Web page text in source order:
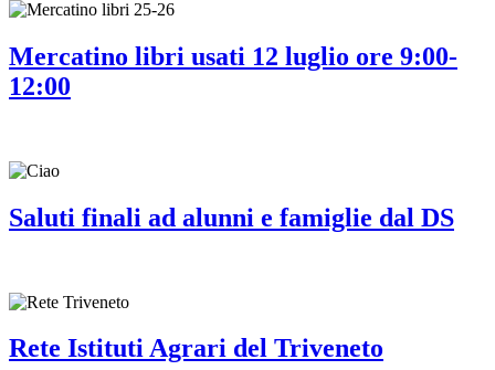
Mercatino libri usati 12 luglio ore 9:00-
12:00
Saluti finali ad alunni e famiglie dal DS
Rete Istituti Agrari del Triveneto